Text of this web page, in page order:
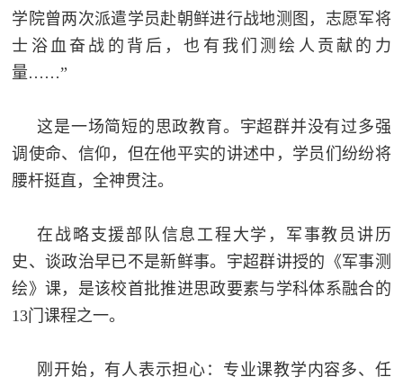
学院曾两次派遣学员赴朝鲜进行战地测图，志愿军将
士浴血奋战的背后，也有我们测绘人贡献的力
量……”
这是一场简短的思政教育。宇超群并没有过多强
调使命、信仰，但在他平实的讲述中，学员们纷纷将
腰杆挺直，全神贯注。
在战略支援部队信息工程大学，军事教员讲历
史、谈政治早已不是新鲜事。宇超群讲授的《军事测
绘》课，是该校首批推进思政要素与学科体系融合的
13门课程之一。
刚开始，有人表示担心：专业课教学内容多、任